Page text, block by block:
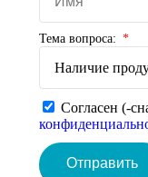
Тема вопроса:
Согласен (-
Отправить